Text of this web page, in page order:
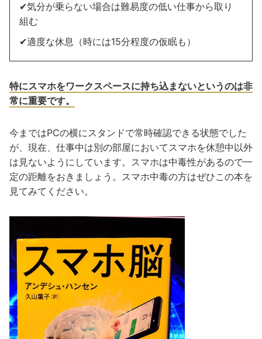
✔︎気分が乗らない場合は難易度の低い仕事から取り
組む
✔︎適度な休息（時には15分程度の仮眠も）
特にスマホをワークスペースに持ち込まないというのは非
常に重要です。
今まではPCの横にスタンドで常時確認できる状態でした
が、現在、仕事中は別の部屋においてスマホを休憩中以外
は見ないようにしています。スマホは中毒性があるので一
定の距離をおきましょう。スマホ中毒の方はぜひこの本を
見てみてください。